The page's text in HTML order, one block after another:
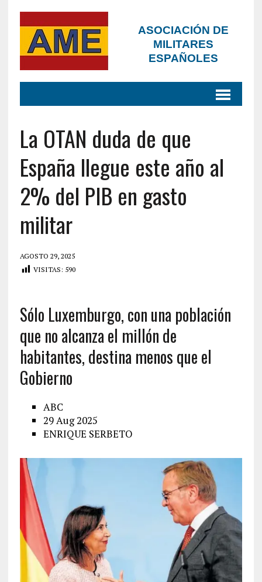
ASOCIACIÓN DE
MILITARES
ESPAÑOLES
La OTAN duda de que
España llegue este año al
2% del PIB en gasto
militar
AGOSTO 29, 2025
VISITAS: 590
Sólo Luxemburgo, con una población
que no alcanza el millón de
habitantes, destina menos que el
Gobierno
ABC
29 Aug 2025
ENRIQUE SERBETO